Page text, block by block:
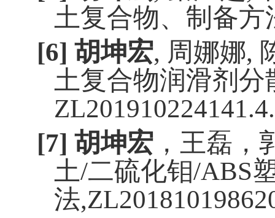
土复合物、制备方
[6] 胡坤宏, 周娜娜,
土复合物润滑剂
ZL201910224141.4.
[7] 胡坤宏 ，王磊
土/二硫化钼/ABS
法,